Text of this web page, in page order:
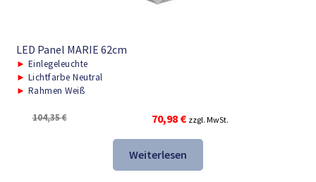
LED Panel MARIE 62cm
► Einlegeleuchte
► Lichtfarbe Neutral
► Rahmen Weiß
104,35€
Ursprünglicher
Preis
war:
104,35 €
70,98 €Aktueller
Preis
ist:
70,98 €.
zzgl. MwSt.
Weiterlesen